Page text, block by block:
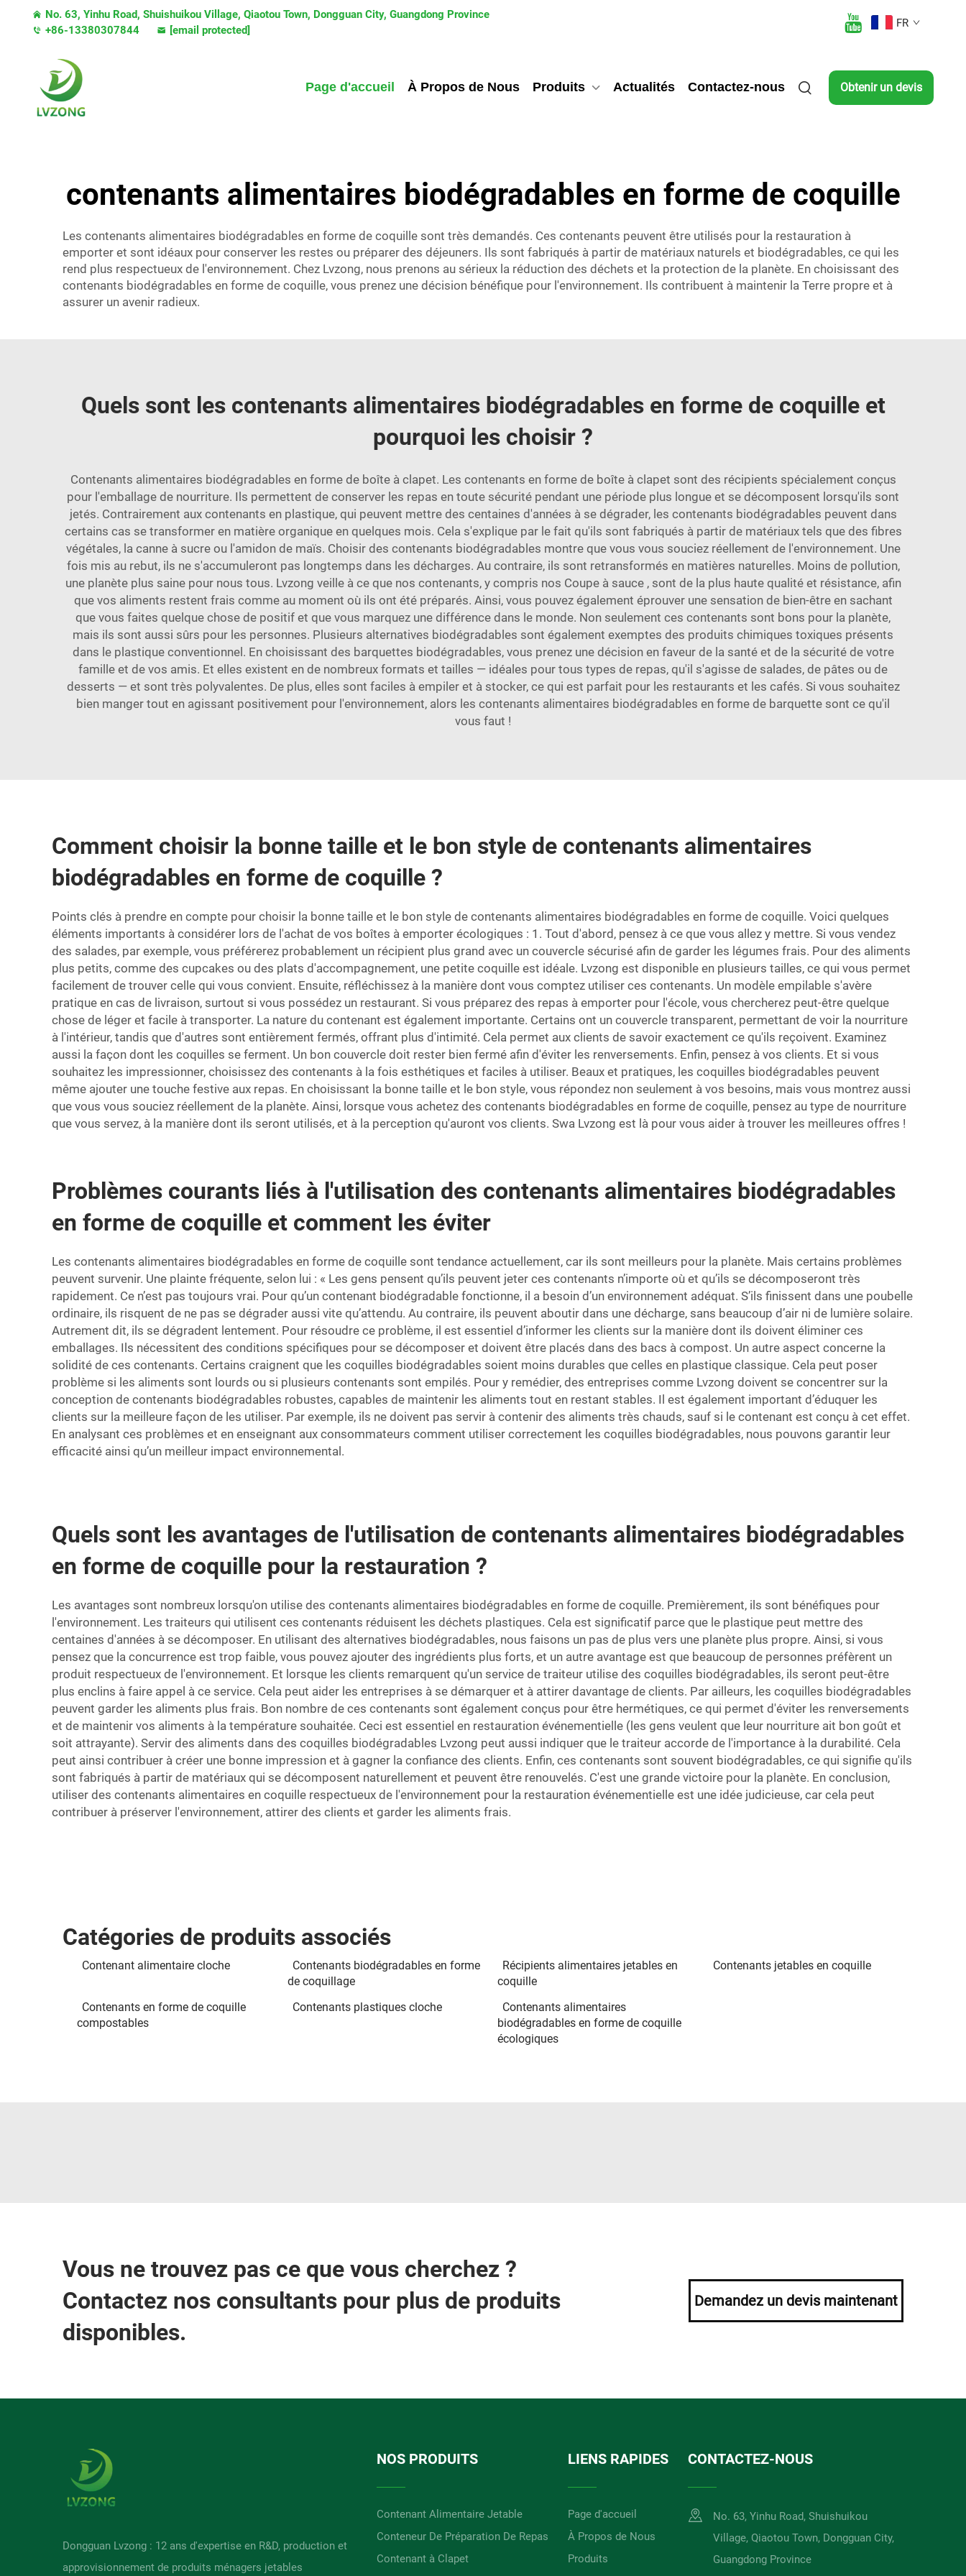
No. 63, Yinhu Road, Shuishuikou Village, Qiaotou Town, Dongguan City, Guangdong Province
+86-13380307844
[email protected]
FR
Page d'accueil À Propos de Nous Produits Actualités Contactez-nous Obtenir un devis
contenants alimentaires biodégradables en forme de coquille
Les contenants alimentaires biodégradables en forme de coquille sont très demandés. Ces contenants peuvent être utilisés pour la restauration à
emporter et sont idéaux pour conserver les restes ou préparer des déjeuners. Ils sont fabriqués à partir de matériaux naturels et biodégradables, ce qui les
rend plus respectueux de l'environnement. Chez Lvzong, nous prenons au sérieux la réduction des déchets et la protection de la planète. En choisissant des
contenants biodégradables en forme de coquille, vous prenez une décision bénéfique pour l'environnement. Ils contribuent à maintenir la Terre propre et à
assurer un avenir radieux.
Quels sont les contenants alimentaires biodégradables en forme de coquille et
pourquoi les choisir ?
Contenants alimentaires biodégradables en forme de boîte à clapet. Les contenants en forme de boîte à clapet sont des récipients spécialement conçus
pour l'emballage de nourriture. Ils permettent de conserver les repas en toute sécurité pendant une période plus longue et se décomposent lorsqu'ils sont
jetés. Contrairement aux contenants en plastique, qui peuvent mettre des centaines d'années à se dégrader, les contenants biodégradables peuvent dans
certains cas se transformer en matière organique en quelques mois. Cela s'explique par le fait qu'ils sont fabriqués à partir de matériaux tels que des fibres
végétales, la canne à sucre ou l'amidon de maïs. Choisir des contenants biodégradables montre que vous vous souciez réellement de l'environnement. Une
fois mis au rebut, ils ne s'accumuleront pas longtemps dans les décharges. Au contraire, ils sont retransformés en matières naturelles. Moins de pollution,
une planète plus saine pour nous tous. Lvzong veille à ce que nos contenants, y compris nos Coupe à sauce , sont de la plus haute qualité et résistance, afin
que vos aliments restent frais comme au moment où ils ont été préparés. Ainsi, vous pouvez également éprouver une sensation de bien-être en sachant
que vous faites quelque chose de positif et que vous marquez une différence dans le monde. Non seulement ces contenants sont bons pour la planète,
mais ils sont aussi sûrs pour les personnes. Plusieurs alternatives biodégradables sont également exemptes des produits chimiques toxiques présents
dans le plastique conventionnel. En choisissant des barquettes biodégradables, vous prenez une décision en faveur de la santé et de la sécurité de votre
famille et de vos amis. Et elles existent en de nombreux formats et tailles — idéales pour tous types de repas, qu'il s'agisse de salades, de pâtes ou de
desserts — et sont très polyvalentes. De plus, elles sont faciles à empiler et à stocker, ce qui est parfait pour les restaurants et les cafés. Si vous souhaitez
bien manger tout en agissant positivement pour l'environnement, alors les contenants alimentaires biodégradables en forme de barquette sont ce qu'il
vous faut !
Comment choisir la bonne taille et le bon style de contenants alimentaires
biodégradables en forme de coquille ?
Points clés à prendre en compte pour choisir la bonne taille et le bon style de contenants alimentaires biodégradables en forme de coquille. Voici quelques
éléments importants à considérer lors de l'achat de vos boîtes à emporter écologiques : 1. Tout d'abord, pensez à ce que vous allez y mettre. Si vous vendez
des salades, par exemple, vous préférerez probablement un récipient plus grand avec un couvercle sécurisé afin de garder les légumes frais. Pour des aliments
plus petits, comme des cupcakes ou des plats d'accompagnement, une petite coquille est idéale. Lvzong est disponible en plusieurs tailles, ce qui vous permet
facilement de trouver celle qui vous convient. Ensuite, réfléchissez à la manière dont vous comptez utiliser ces contenants. Un modèle empilable s'avère
pratique en cas de livraison, surtout si vous possédez un restaurant. Si vous préparez des repas à emporter pour l'école, vous chercherez peut-être quelque
chose de léger et facile à transporter. La nature du contenant est également importante. Certains ont un couvercle transparent, permettant de voir la nourriture
à l'intérieur, tandis que d'autres sont entièrement fermés, offrant plus d'intimité. Cela permet aux clients de savoir exactement ce qu'ils reçoivent. Examinez
aussi la façon dont les coquilles se ferment. Un bon couvercle doit rester bien fermé afin d'éviter les renversements. Enfin, pensez à vos clients. Et si vous
souhaitez les impressionner, choisissez des contenants à la fois esthétiques et faciles à utiliser. Beaux et pratiques, les coquilles biodégradables peuvent
même ajouter une touche festive aux repas. En choisissant la bonne taille et le bon style, vous répondez non seulement à vos besoins, mais vous montrez aussi
que vous vous souciez réellement de la planète. Ainsi, lorsque vous achetez des contenants biodégradables en forme de coquille, pensez au type de nourriture
que vous servez, à la manière dont ils seront utilisés, et à la perception qu'auront vos clients. Swa Lvzong est là pour vous aider à trouver les meilleures offres !
Problèmes courants liés à l'utilisation des contenants alimentaires biodégradables
en forme de coquille et comment les éviter
Les contenants alimentaires biodégradables en forme de coquille sont tendance actuellement, car ils sont meilleurs pour la planète. Mais certains problèmes
peuvent survenir. Une plainte fréquente, selon lui : « Les gens pensent qu’ils peuvent jeter ces contenants n’importe où et qu’ils se décomposeront très
rapidement. Ce n’est pas toujours vrai. Pour qu’un contenant biodégradable fonctionne, il a besoin d’un environnement adéquat. S’ils finissent dans une poubelle
ordinaire, ils risquent de ne pas se dégrader aussi vite qu’attendu. Au contraire, ils peuvent aboutir dans une décharge, sans beaucoup d’air ni de lumière solaire.
Autrement dit, ils se dégradent lentement. Pour résoudre ce problème, il est essentiel d’informer les clients sur la manière dont ils doivent éliminer ces
emballages. Ils nécessitent des conditions spécifiques pour se décomposer et doivent être placés dans des bacs à compost. Un autre aspect concerne la
solidité de ces contenants. Certains craignent que les coquilles biodégradables soient moins durables que celles en plastique classique. Cela peut poser
problème si les aliments sont lourds ou si plusieurs contenants sont empilés. Pour y remédier, des entreprises comme Lvzong doivent se concentrer sur la
conception de contenants biodégradables robustes, capables de maintenir les aliments tout en restant stables. Il est également important d’éduquer les
clients sur la meilleure façon de les utiliser. Par exemple, ils ne doivent pas servir à contenir des aliments très chauds, sauf si le contenant est conçu à cet effet.
En analysant ces problèmes et en enseignant aux consommateurs comment utiliser correctement les coquilles biodégradables, nous pouvons garantir leur
efficacité ainsi qu’un meilleur impact environnemental.
Quels sont les avantages de l'utilisation de contenants alimentaires biodégradables
en forme de coquille pour la restauration ?
Les avantages sont nombreux lorsqu'on utilise des contenants alimentaires biodégradables en forme de coquille. Premièrement, ils sont bénéfiques pour
l'environnement. Les traiteurs qui utilisent ces contenants réduisent les déchets plastiques. Cela est significatif parce que le plastique peut mettre des
centaines d'années à se décomposer. En utilisant des alternatives biodégradables, nous faisons un pas de plus vers une planète plus propre. Ainsi, si vous
pensez que la concurrence est trop faible, vous pouvez ajouter des ingrédients plus forts, et un autre avantage est que beaucoup de personnes préfèrent un
produit respectueux de l'environnement. Et lorsque les clients remarquent qu'un service de traiteur utilise des coquilles biodégradables, ils seront peut-être
plus enclins à faire appel à ce service. Cela peut aider les entreprises à se démarquer et à attirer davantage de clients. Par ailleurs, les coquilles biodégradables
peuvent garder les aliments plus frais. Bon nombre de ces contenants sont également conçus pour être hermétiques, ce qui permet d'éviter les renversements
et de maintenir vos aliments à la température souhaitée. Ceci est essentiel en restauration événementielle (les gens veulent que leur nourriture ait bon goût et
soit attrayante). Servir des aliments dans des coquilles biodégradables Lvzong peut aussi indiquer que le traiteur accorde de l'importance à la durabilité. Cela
peut ainsi contribuer à créer une bonne impression et à gagner la confiance des clients. Enfin, ces contenants sont souvent biodégradables, ce qui signifie qu'ils
sont fabriqués à partir de matériaux qui se décomposent naturellement et peuvent être renouvelés. C'est une grande victoire pour la planète. En conclusion,
utiliser des contenants alimentaires en coquille respectueux de l'environnement pour la restauration événementielle est une idée judicieuse, car cela peut
contribuer à préserver l'environnement, attirer des clients et garder les aliments frais.
Catégories de produits associés
Contenant alimentaire cloche
Contenants biodégradables en forme
de coquillage
Récipients alimentaires jetables en
coquille
Contenants jetables en coquille
Contenants en forme de coquille
compostables
Contenants plastiques cloche
Contenants alimentaires
biodégradables en forme de coquille
écologiques
Vous ne trouvez pas ce que vous cherchez ?
Contactez nos consultants pour plus de produits
disponibles.
Demandez un devis maintenant
Dongguan Lvzong : 12 ans d'expertise en R&D, production et
approvisionnement de produits ménagers jetables
NOS PRODUITS
Contenant Alimentaire Jetable
Conteneur De Préparation De Repas
Contenant à Clapet
LIENS RAPIDES
Page d'accueil
À Propos de Nous
Produits
CONTACTEZ-NOUS
No. 63, Yinhu Road, Shuishuikou
Village, Qiaotou Town, Dongguan City,
Guangdong Province